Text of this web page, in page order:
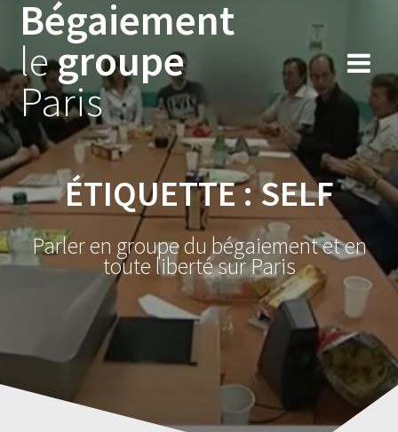
Skip
to
Bégaiement
legroupe
Paris
ÉTIQUETTE :SELF
Parler en groupe du bégaiement et en
toute liberté sur Paris